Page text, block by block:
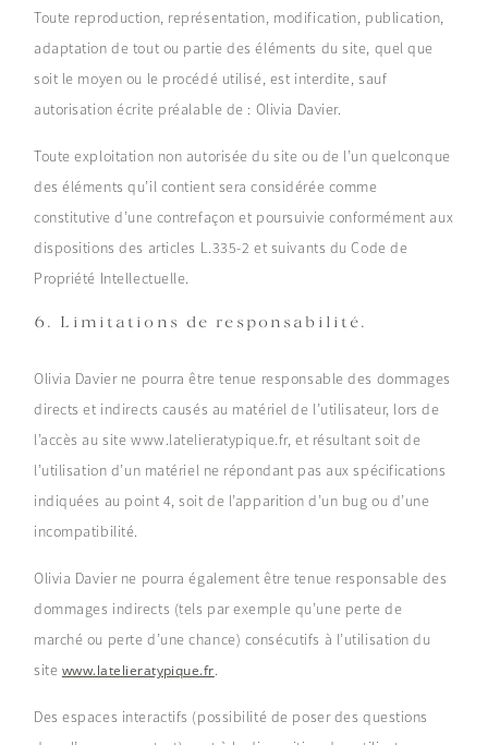
Toute reproduction, représentation, modification, publication,
adaptation de tout ou partie des éléments du site, quel que
soit le moyen ou le procédé utilisé, est interdite, sauf
autorisation écrite préalable de : Olivia Davier.
Toute exploitation non autorisée du site ou de l’un quelconque
des éléments qu’il contient sera considérée comme
constitutive d’une contrefaçon et poursuivie conformément aux
dispositions des articles L.335-2 et suivants du Code de
Propriété Intellectuelle.
6. Limitations de responsabilité.
Olivia Davier ne pourra être tenue responsable des dommages
directs et indirects causés au matériel de l’utilisateur, lors de
l’accès au site www.latelieratypique.fr, et résultant soit de
l’utilisation d’un matériel ne répondant pas aux spécifications
indiquées au point 4, soit de l’apparition d’un bug ou d’une
incompatibilité.
Olivia Davier ne pourra également être tenue responsable des
dommages indirects (tels par exemple qu’une perte de
marché ou perte d’une chance) consécutifs à l’utilisation du
site www.latelieratypique.fr.
Des espaces interactifs (possibilité de poser des questions